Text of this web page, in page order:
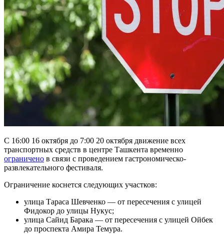
С 16:00 16 октября до 7:00 20 октября движение всех
транспортных средств в центре Ташкента временно
ограничено в связи с проведением гастрономическо-
развлекательного фестиваля.
Ограничение коснется следующих участков:
улица Тараса Шевченко — от пересечения с улицей
Фидокор до улицы Нукус;
улица Сайид Барака — от пересечения с улицей Ойбек
до проспекта Амира Темура.